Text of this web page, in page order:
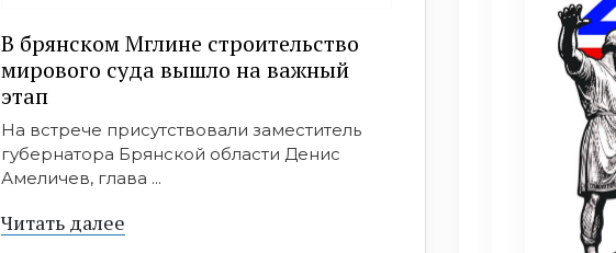
В брянском Мглине строительство
мирового суда вышло на важный
этап
На встрече присутствовали заместитель
губернатора Брянской области Денис
Амеличев, глава ...
Читать далее